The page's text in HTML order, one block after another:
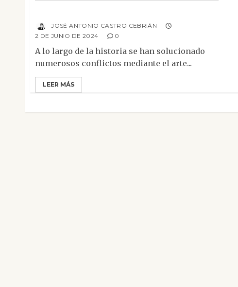
JOSÉ ANTONIO CASTRO CEBRIÁN
2 DE JUNIO DE 2024
0
A lo largo de la historia se han solucionado
numerosos conflictos mediante el arte...
LEER MÁS